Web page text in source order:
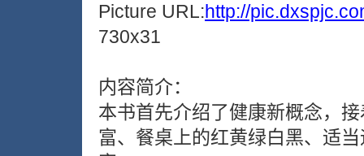
Picture URL:http://
730x31
内容简介：
本书首先介绍了健康新概念，
富、餐桌上的红黄绿白黑、适